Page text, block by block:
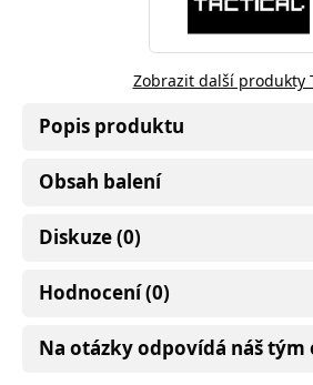
Zobrazit další produkty
Popis produktu
Obsah balení
Diskuze (0)
Hodnocení (0)
Na otázky odpovídá náš